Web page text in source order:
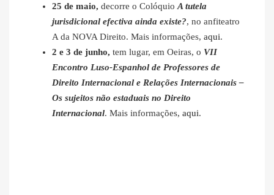
25 de maio, decorre o ColóquioA tutela
jurisdicional efectiva ainda existe?, no anfiteatro
A da NOVA Direito. Mais informações, aqui.
2 e 3 de junho, tem lugar, em Oeiras, o VII
Encontro Luso-Espanhol de Professores de
Direito Internacional e Relações Internacionais –
Os sujeitos não estaduais no Direito
Internacional. Mais informações, aqui.